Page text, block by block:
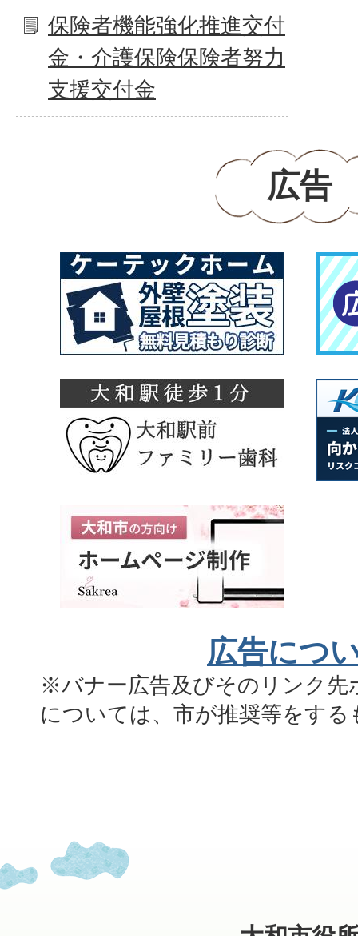
保険者機能強化推進交付
金・介護保険保険者努力
支援交付金
広告
広告につ
※バナー広告及びそのリンク先
については、市が推奨等をす